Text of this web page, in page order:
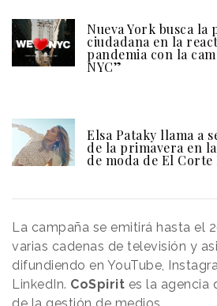
Nueva York busca la
ciudadana en la
pandemia con la
NYC”
Elsa Pataky llama a
de la primavera en
de moda de El
La campaña se emitirá hasta el
varias cadenas de televisión y
difundiendo en YouTube,
LinkedIn. CoSpirit es la agencia